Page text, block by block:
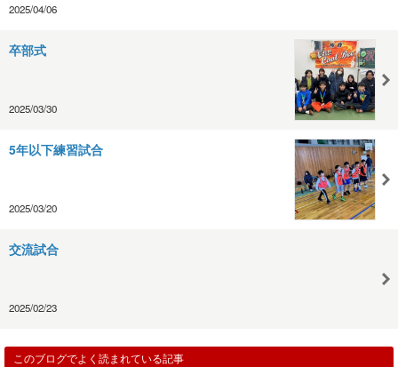
2025/04/06
卒部式
2025/03/30
5年以下練習試合
2025/03/20
交流試合
2025/02/23
このブログでよく読まれている記事